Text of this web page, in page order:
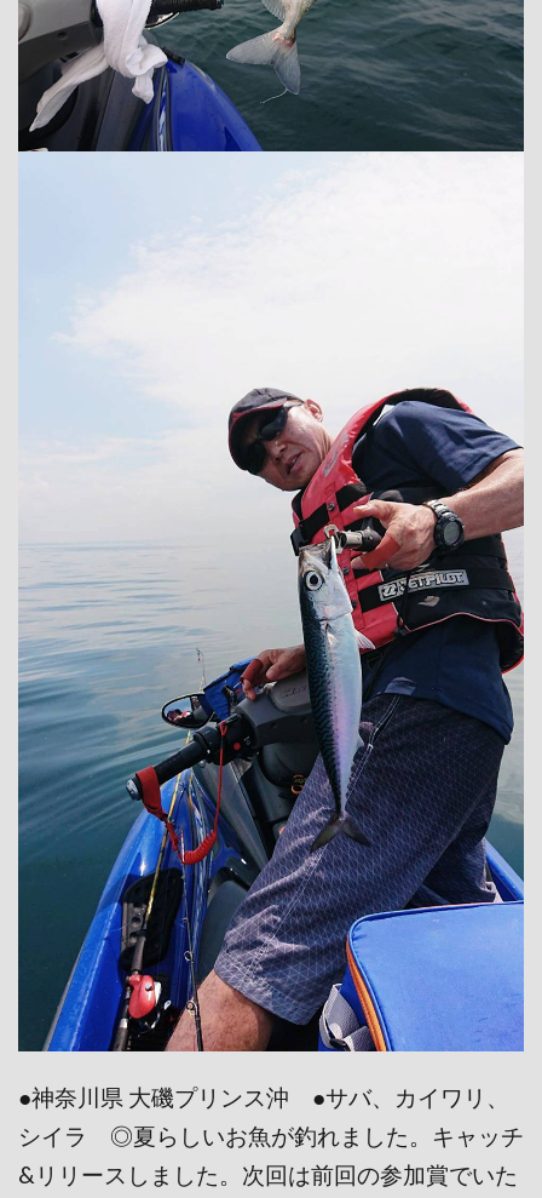
●神奈川県 大磯プリンス沖 ●サバ、カイワリ、
シイラ ◎夏らしいお魚が釣れました。キャッチ
&リリースしました。次回は前回の参加賞でいた